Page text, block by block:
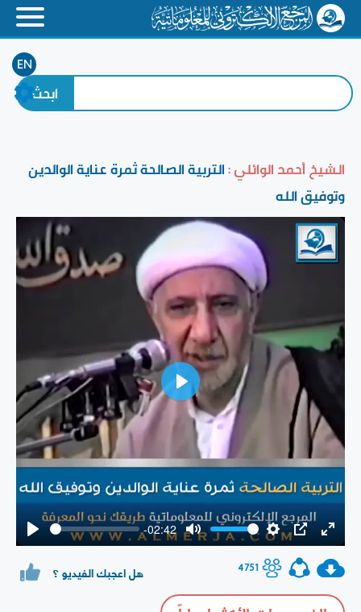
EN
الشيخ أحمد الوائلي :التربية الصالحة ثمرة عناية الوالدين
وتوفيق الله
Play
-02:42
Mute
Settings
PIP Enter
Play
4751 هل اعجبك الفيديو ؟